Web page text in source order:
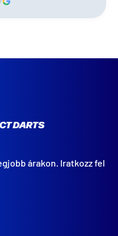
árakon. Iratkozz fel